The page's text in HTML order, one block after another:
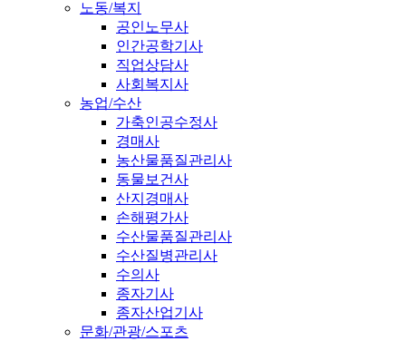
노동/복지
공인노무사
인간공학기사
직업상담사
사회복지사
농업/수산
가축인공수정사
경매사
농산물품질관리사
동물보건사
산지경매사
손해평가사
수산물품질관리사
수산질병관리사
수의사
종자기사
종자산업기사
문화/관광/스포츠